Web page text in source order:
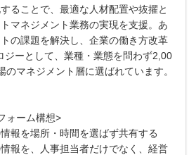
ることで、最適な人材配置や抜擢と
マネジメント業務の実現を支援。あ
の課題を解決し、企業の働き方改革
ジーとして、業種・業態を問わず2,00
マネジメント層に選ばれています。
ォーム構想>
報を場所・時間を選ばず共有する
報を、人事担当者だけでなく、経営